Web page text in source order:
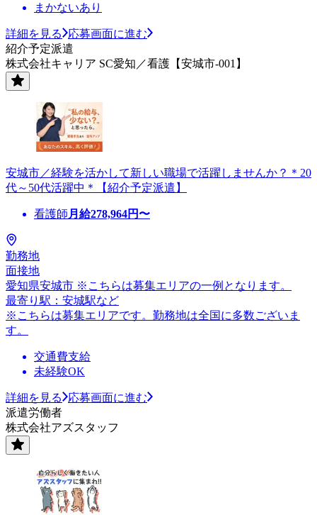
まかないあり
詳細を見る
応募画面に進む
紹介予定派遣
株式会社キャリア SC愛知／看護【安城市-001】
安城市／経験を活かして新しい職場で活躍しませんか？＊20
代～50代活躍中＊【紹介予定派遣】
看護師 月給278,964円〜
勤務地
面接地
愛知県安城市 ※こちらは募集エリアの一例となります。
最寄り駅：安城駅など
※こちらは募集エリアです。勤務地は全国に多数ございま
す。
交通費支給
未経験OK
詳細を見る
応募画面に進む
派遣労働者
株式会社アズスタッフ